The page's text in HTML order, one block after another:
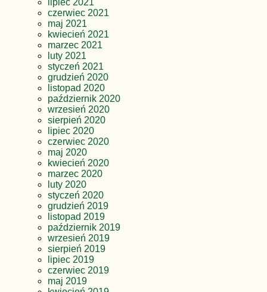
lipiec 2021
czerwiec 2021
maj 2021
kwiecień 2021
marzec 2021
luty 2021
styczeń 2021
grudzień 2020
listopad 2020
październik 2020
wrzesień 2020
sierpień 2020
lipiec 2020
czerwiec 2020
maj 2020
kwiecień 2020
marzec 2020
luty 2020
styczeń 2020
grudzień 2019
listopad 2019
październik 2019
wrzesień 2019
sierpień 2019
lipiec 2019
czerwiec 2019
maj 2019